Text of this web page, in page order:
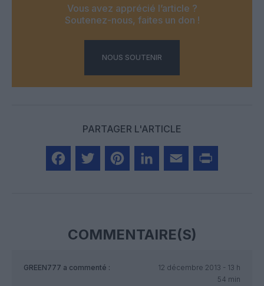
Vous avez apprécié l’article ?
Soutenez-nous, faites un don !
NOUS SOUTENIR
PARTAGER L'ARTICLE
COMMENTAIRE(S)
GREEN777 a commenté :
12 décembre 2013 - 13 h
54 min